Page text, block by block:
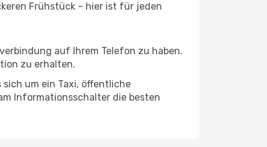
Frühstück – hier ist für jeden
auf Ihrem Telefon zu haben.
zu erhalten.
um ein Taxi, öffentliche
Informationsschalter die besten